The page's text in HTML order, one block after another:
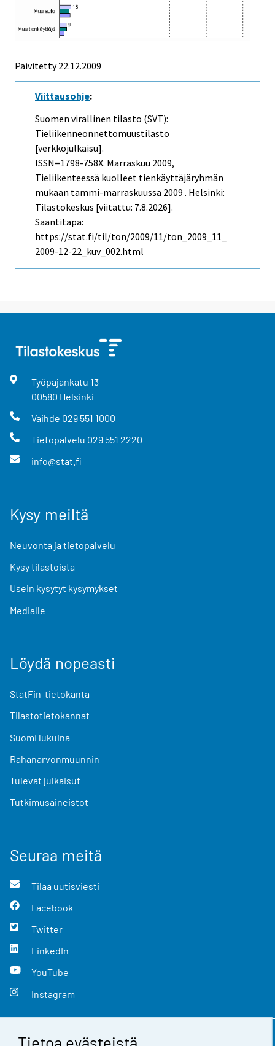
Tietoa evästeistä
Päivitetty22.12.2009
Viittausohje:
Suomen virallinen tilasto (SVT):
Tieliikenneonnettomuustilasto
[verkkojulkaisu].
ISSN=1798-758X. Marraskuu 2009,
Tieliikenteessä kuolleet tienkäyttäjäryhmän
mukaan tammi-marraskuussa 2009 . Helsinki:
Tilastokeskus [viitattu: 7.8.2026].
Saantitapa:
https://stat.fi/til/ton/2009/11/ton_2009_11_
2009-12-22_kuv_002.html
Työpajankatu 13
00580 Helsinki
Vaihde 029 551 1000
Tietopalvelu 029 551 2220
info@stat.fi
Kysy meiltä
Neuvonta ja tietopalvelu
Kysy tilastoista
Usein kysytyt kysymykset
Medialle
Löydä nopeasti
StatFin-tietokanta
Tilastotietokannat
Suomi lukuina
Rahanarvonmuunnin
Tulevat julkaisut
Tutkimusaineistot
Seuraa meitä
Tilaa uutisviesti
Facebook
Twitter
LinkedIn
YouTube
Instagram